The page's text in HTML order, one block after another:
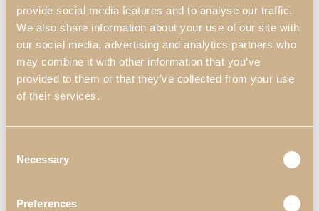
provide social media features and to analyse our traffic.
We also share information about your use of our site with
our social media, advertising and analytics partners who
may combine it with other information that you’ve
provided to them or that they’ve collected from your use
of their services.
Selection
Necessary
Preferences
Misturar Materiais
UmaSala de Jantar fresca e elegante raramente resulta da
escolha de um único material. Na maioria dos casos, aquilo que
cores, texturas e acabamentos se relacionam entre si.
Mais do que procurar uniformidade absoluta, o ideal é construir
de Jantar não está apenas na cor ou no estilo das peças, mas